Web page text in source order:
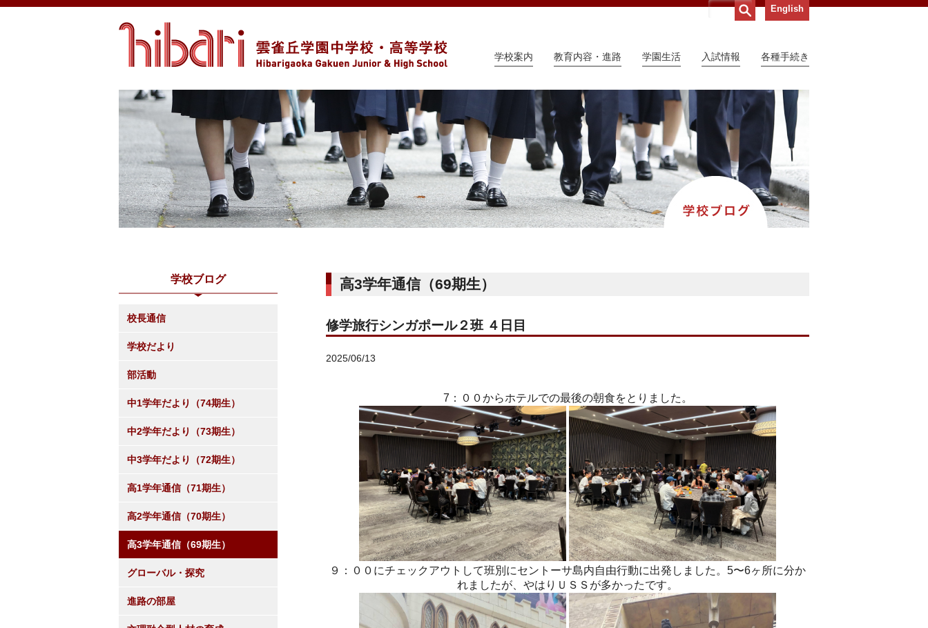
English
学校案内 教育内容・進路 学園生活 入試情報 各種手続き
高3学年通信（69期生）
修学旅行シンガポール２班 ４日目
2025/06/13
7：００からホテルでの最後の朝食をとりました。
９：００にチェックアウトして班別にセントーサ島内自由行動に出発しました。5〜6ヶ所に分か
れましたが、やはりＵＳＳが多かったです。
学校ブログ
校長通信
学校だより
部活動
中1学年だより（74期生）
中2学年だより（73期生）
中3学年だより（72期生）
高1学年通信（71期生）
高2学年通信（70期生）
高3学年通信（69期生）
グローバル・探究
進路の部屋